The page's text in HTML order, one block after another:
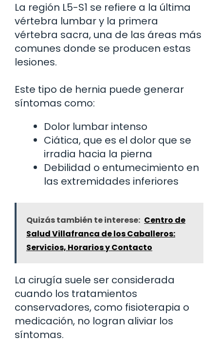
La región L5-S1 se refiere a la última
vértebra lumbar y la primera
vértebra sacra, una de las áreas más
comunes donde se producen estas
lesiones.
Este tipo de hernia puede generar
síntomas como:
Dolor lumbar intenso
Ciática, que es el dolor que se
irradia hacia la pierna
Debilidad o entumecimiento en
las extremidades inferiores
Quizás también te interese: Centro de
Salud Villafranca de los Caballeros:
Servicios, Horarios y Contacto
La cirugía suele ser considerada
cuando los tratamientos
conservadores, como fisioterapia o
medicación, no logran aliviar los
síntomas.